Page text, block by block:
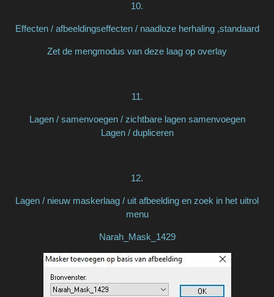
10.
Effecten / afbeeldingseffecten / naadloze herhaling ,standaard
Zet de mengmodus van deze laag op overlay
11.
Lagen / samenvoegen / zichtbare lagen samenvoegen
Lagen / dupliceren
12.
Lagen / nieuw maskerlaag / uit afbeelding en zoek in het uitrol
menu
Narah_Mask_1429